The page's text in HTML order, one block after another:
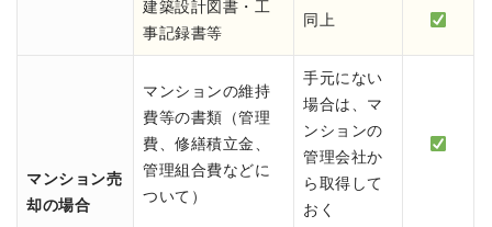
建築設計図書・工
事記録書等
同上
マンション売
却の場合
マンションの維持
費等の書類（管理
費、修繕積立金、
管理組合費などに
ついて）
手元にない
場合は、マ
ンションの
管理会社か
ら取得して
おく